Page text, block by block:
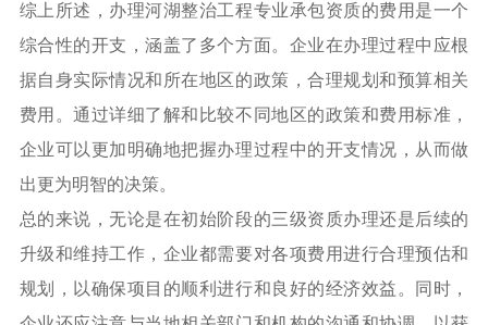
综上所述，办理河湖整治工程专业承包资质的费用是一个
综合性的开支，涵盖了多个方面。企业在办理过程中应根
据自身实际情况和所在地区的政策，合理规划和预算相关
费用。通过详细了解和比较不同地区的政策和费用标准，
企业可以更加明确地把握办理过程中的开支情况，从而做
出更为明智的决策。
总的来说，无论是在初始阶段的三级资质办理还是后续的
升级和维持工作，企业都需要对各项费用进行合理预估和
规划，以确保项目的顺利进行和良好的经济效益。同时，